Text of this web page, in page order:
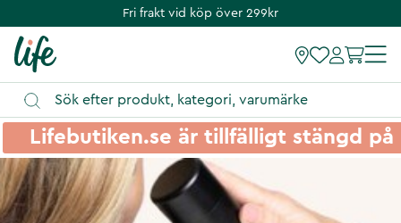
Fri frakt vid köp över 299kr
Lifebutiken.se är tillfälligt stängd